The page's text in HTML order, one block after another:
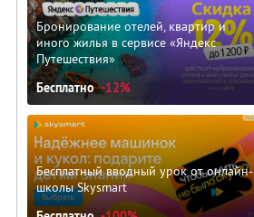
Бронирование отелей, квартир и
иного жилья в сервисе «Яндекс
Путешествия»
Бесплатно -12%
Бесплатный вводный урок от онлайн-
школы Skysmart